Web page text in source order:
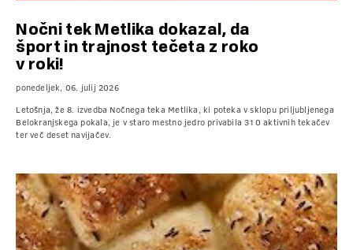
Nočni tek Metlika dokazal, da
šport in trajnost tečeta z roko
v roki!
ponedeljek, 06. julij 2026
Letošnja, že 8. izvedba Nočnega teka Metlika, ki poteka v sklopu priljubljenega
Belokranjskega pokala, je v staro mestno jedro privabila 310 aktivnih tekačev
ter več deset navijačev.